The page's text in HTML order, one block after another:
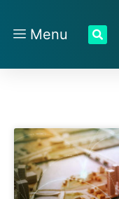
Menu